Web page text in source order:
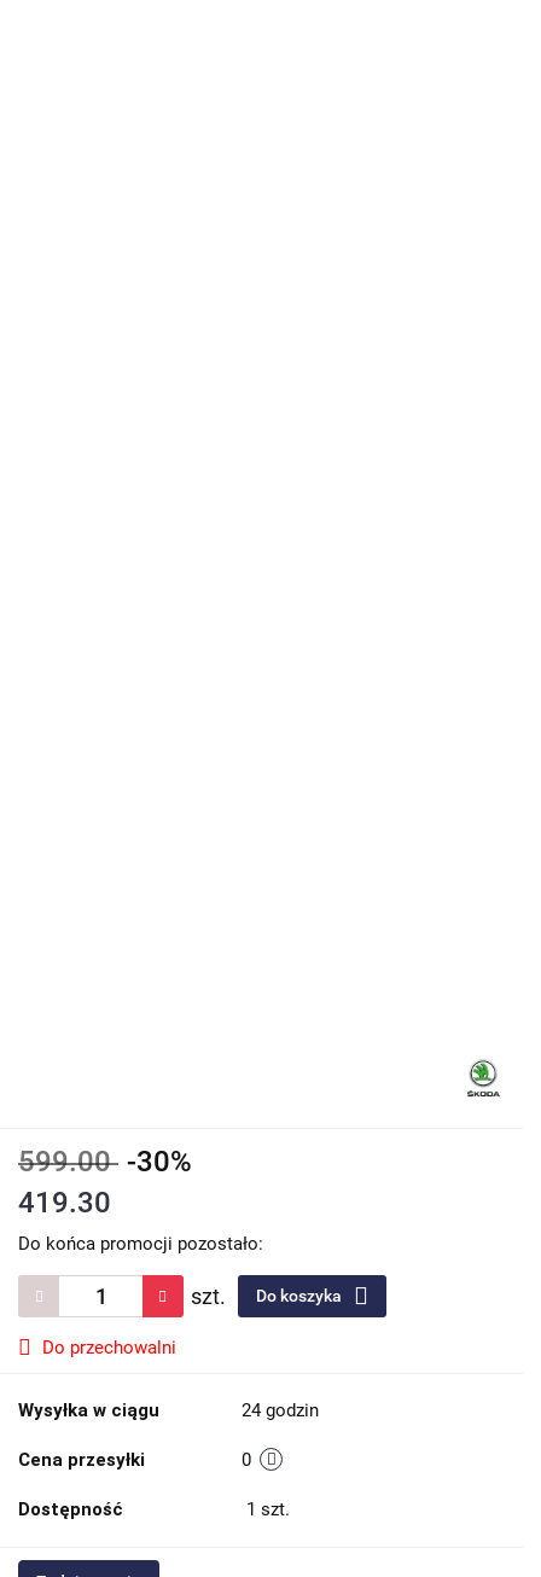
599.00 -30%
419.30
Do końca promocji pozostało:
szt. Do koszyka
Do przechowalni
Wysyłka w ciągu 24 godzin
Cena przesyłki 0
Dostępność 1 szt.